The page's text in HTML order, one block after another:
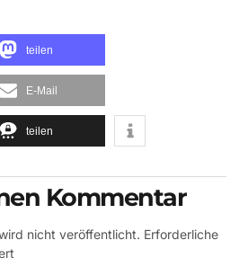
teilen
E-Mail
teilen
Kommentar
nicht veröffentlicht. Erforderliche